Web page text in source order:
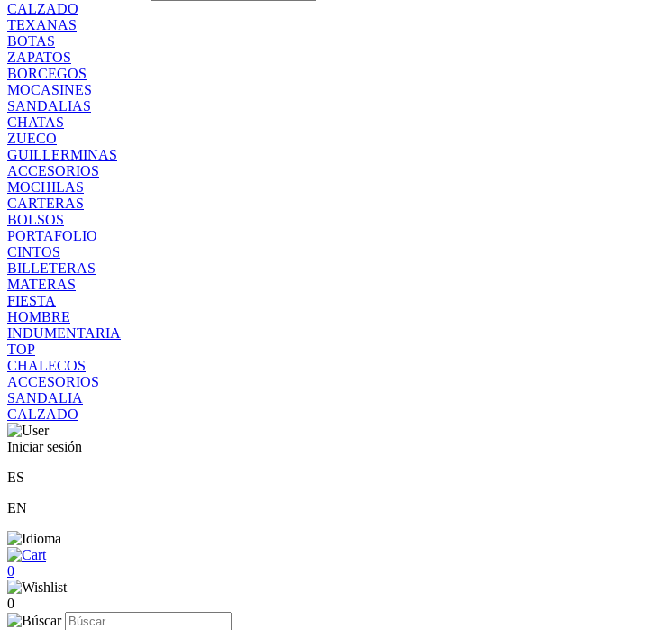
CALZADO
TEXANAS
BOTAS
ZAPATOS
BORCEGOS
MOCASINES
SANDALIAS
CHATAS
ZUECO
GUILLERMINAS
ACCESORIOS
MOCHILAS
CARTERAS
BOLSOS
PORTAFOLIO
CINTOS
BILLETERAS
MATERAS
FIESTA
HOMBRE
INDUMENTARIA
TOP
CHALECOS
ACCESORIOS
SANDALIA
CALZADO
Iniciar sesión
ES
EN
0
0